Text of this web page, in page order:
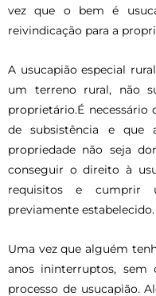
vez que o bem é
reivindicação para a
A usucapião especial
um terreno rural, não
proprietário.É
de subsistência e que
propriedade não seja
conseguir o direito à
requisitos e cumprir
previamente estabelecido.
Uma vez que alguém
anos ininterruptos, sem
processo de usucapião.